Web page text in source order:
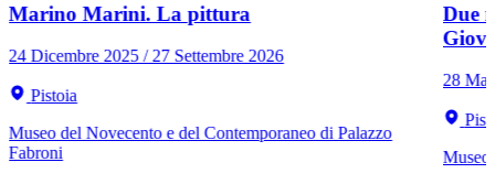
Marino Marini. La pittura
24 Dicembre 2025 / 27 Settembre 2026
Pistoia
Museo del Novecento e del Contemporaneo di Palazzo
Fabroni
Due
28
Museo